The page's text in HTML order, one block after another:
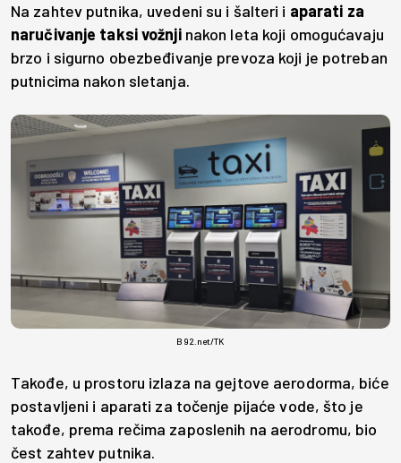
Na zahtev putnika, uvedeni su i šalteri i aparati za
naručivanje taksi vožnjinakon leta koji omogućavaju
brzo i sigurno obezbeđivanje prevoza koji je potreban
putnicima nakon sletanja.
B92.net/TK
Takođe, u prostoru izlaza na gejtove aerodorma, biće
postavljeni i aparati za točenje pijaće vode, što je
takođe, prema rečima zaposlenih na aerodromu, bio
čest zahtev putnika.